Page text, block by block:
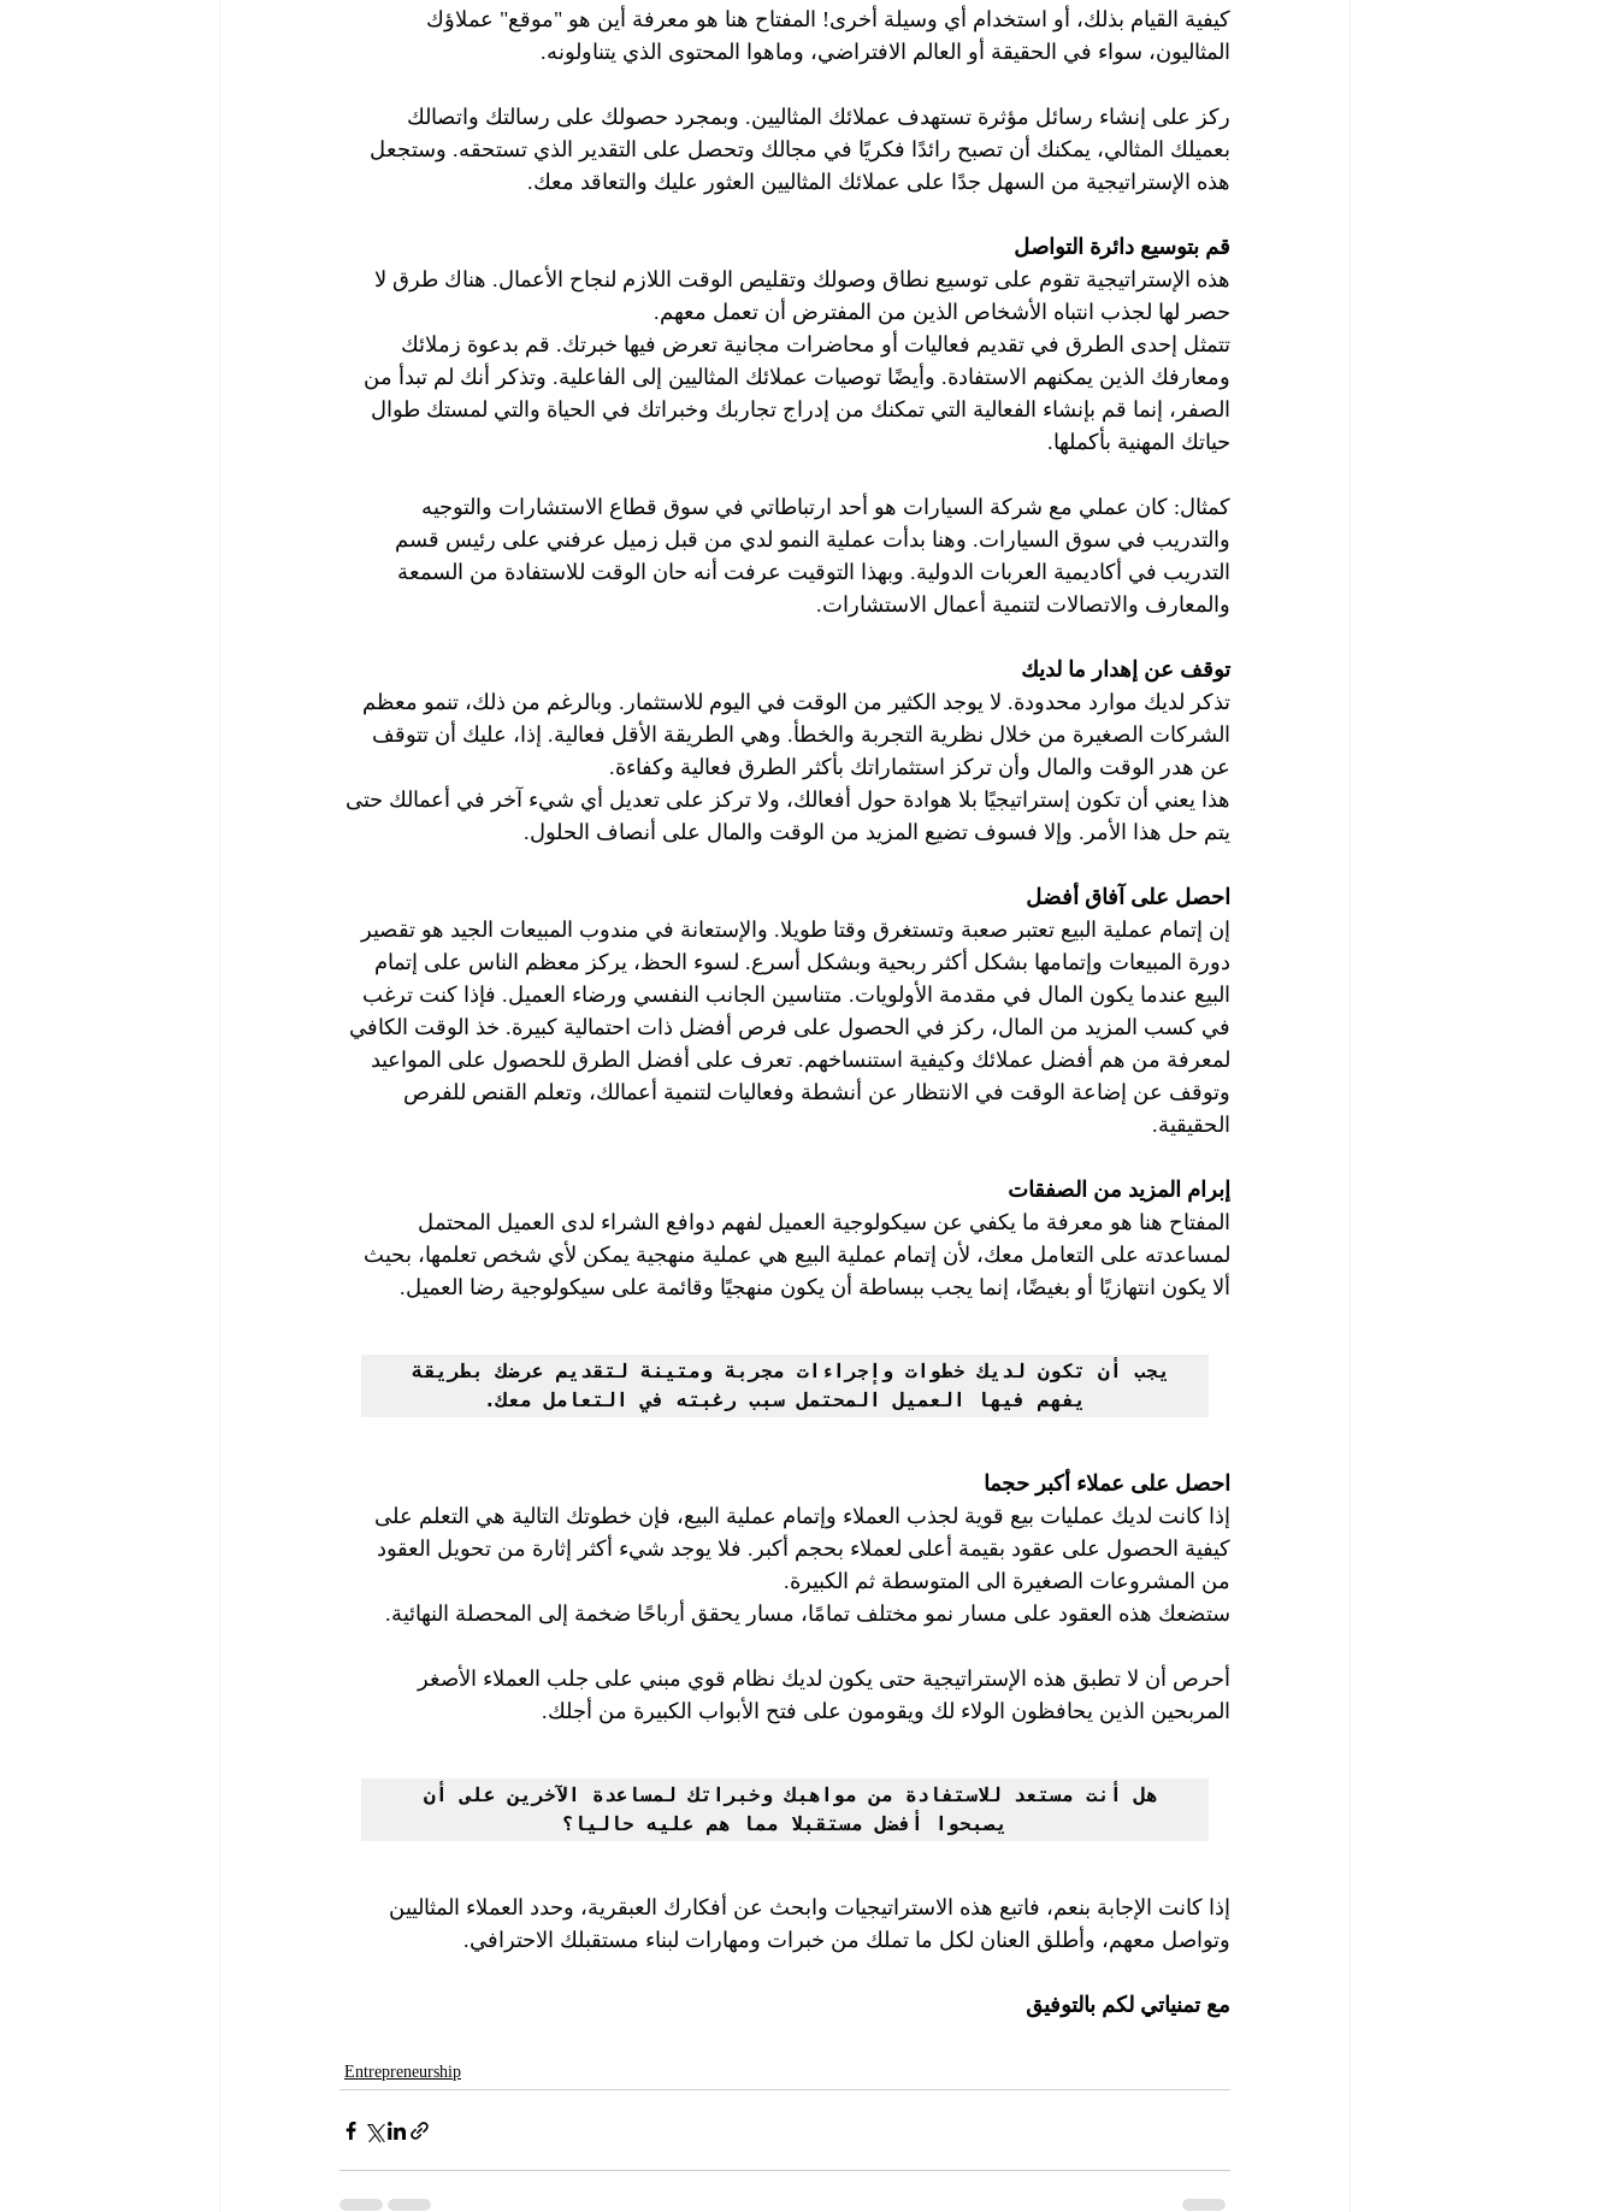
كيفية القيام بذلك، أو استخدام أي وسيلة أخرى! المفتاح هنا هو معرفة أين هو "موقع" عملاؤك
المثاليون، سواء في الحقيقة أو العالم الافتراضي، وماهوا المحتوى الذي يتناولونه.
ركز على إنشاء رسائل مؤثرة تستهدف عملائك المثاليين. وبمجرد حصولك على رسالتك واتصالك
بعميلك المثالي، يمكنك أن تصبح رائدًا فكريًا في مجالك وتحصل على التقدير الذي تستحقه. وستجعل
هذه الإستراتيجية من السهل جدًا على عملائك المثاليين العثور عليك والتعاقد معك.
قم بتوسيع دائرة التواصل
هذه الإستراتيجية تقوم على توسيع نطاق وصولك وتقليص الوقت اللازم لنجاح الأعمال. هناك طرق لا
حصر لها لجذب انتباه الأشخاص الذين من المفترض أن تعمل معهم.
تتمثل إحدى الطرق في تقديم فعاليات أو محاضرات مجانية تعرض فيها خبرتك. قم بدعوة زملائك
ومعارفك الذين يمكنهم الاستفادة. وأيضًا توصيات عملائك المثاليين إلى الفاعلية. وتذكر أنك لم تبدأ من
الصفر، إنما قم بإنشاء الفعالية التي تمكنك من إدراج تجاربك وخبراتك في الحياة والتي لمستك طوال
حياتك المهنية بأكملها.
كمثال: كان عملي مع شركة السيارات هو أحد ارتباطاتي في سوق قطاع الاستشارات والتوجيه
والتدريب في سوق السيارات. وهنا بدأت عملية النمو لدي من قبل زميل عرفني على رئيس قسم
التدريب في أكاديمية العربات الدولية. وبهذا التوقيت عرفت أنه حان الوقت للاستفادة من السمعة
والمعارف والاتصالات لتنمية أعمال الاستشارات.
توقف عن إهدار ما لديك
تذكر لديك موارد محدودة. لا يوجد الكثير من الوقت في اليوم للاستثمار. وبالرغم من ذلك، تنمو معظم
الشركات الصغيرة من خلال نظرية التجربة والخطأ. وهي الطريقة الأقل فعالية. إذا، عليك أن تتوقف
عن هدر الوقت والمال وأن تركز استثماراتك بأكثر الطرق فعالية وكفاءة.
هذا يعني أن تكون إستراتيجيًا بلا هوادة حول أفعالك، ولا تركز على تعديل أي شيء آخر في أعمالك حتى
يتم حل هذا الأمر. وإلا فسوف تضيع المزيد من الوقت والمال على أنصاف الحلول.
احصل على آفاق أفضل
إن إتمام عملية البيع تعتبر صعبة وتستغرق وقتا طويلا. والإستعانة في مندوب المبيعات الجيد هو تقصير
دورة المبيعات وإتمامها بشكل أكثر ربحية وبشكل أسرع. لسوء الحظ، يركز معظم الناس على إتمام
البيع عندما يكون المال في مقدمة الأولويات. متناسين الجانب النفسي ورضاء العميل. فإذا كنت ترغب
في كسب المزيد من المال، ركز في الحصول على فرص أفضل ذات احتمالية كبيرة. خذ الوقت الكافي
لمعرفة من هم أفضل عملائك وكيفية استنساخهم. تعرف على أفضل الطرق للحصول على المواعيد
وتوقف عن إضاعة الوقت في الانتظار عن أنشطة وفعاليات لتنمية أعمالك، وتعلم القنص للفرص
الحقيقية.
إبرام المزيد من الصفقات
المفتاح هنا هو معرفة ما يكفي عن سيكولوجية العميل لفهم دوافع الشراء لدى العميل المحتمل
لمساعدته على التعامل معك، لأن إتمام عملية البيع هي عملية منهجية يمكن لأي شخص تعلمها، بحيث
ألا يكون انتهازيًا أو بغيضًا، إنما يجب ببساطة أن يكون منهجيًا وقائمة على سيكولوجية رضا العميل.
يفهم فيها العميل المحتمل سبب رغبته في التعامل معك.
احصل على عملاء أكبر حجما
إذا كانت لديك عمليات بيع قوية لجذب العملاء وإتمام عملية البيع، فإن خطوتك التالية هي التعلم على
كيفية الحصول على عقود بقيمة أعلى لعملاء بحجم أكبر. فلا يوجد شيء أكثر إثارة من تحويل العقود
من المشروعات الصغيرة الى المتوسطة ثم الكبيرة.
ستضعك هذه العقود على مسار نمو مختلف تمامًا، مسار يحقق أرباحًا ضخمة إلى المحصلة النهائية.
أحرص أن لا تطبق هذه الإستراتيجية حتى يكون لديك نظام قوي مبني على جلب العملاء الأصغر
المربحين الذين يحافظون الولاء لك ويقومون على فتح الأبواب الكبيرة من أجلك.
يصبحوا أفضل مستقبلا مما هم عليه حاليا؟
إذا كانت الإجابة بنعم، فاتبع هذه الاستراتيجيات وابحث عن أفكارك العبقرية، وحدد العملاء المثاليين
وتواصل معهم، وأطلق العنان لكل ما تملك من خبرات ومهارات لبناء مستقبلك الاحترافي.
مع تمنياتي لكم بالتوفيق
Entrepreneurship